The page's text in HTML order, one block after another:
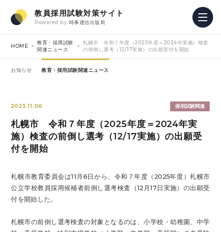
教員採用試験対策サイト
Powered by 時事通信出版局
HOME
教育・採用試験
関連ニュース
札幌市 令和７年度（2025年度＝2024年実施）検査
の前倒し選考（12/17実施）の出願受付を開始
お知らせ 教育・採用試験関連ニュース
2023.11.06 採用試験関連
札幌市 令和７年度（2025年度＝2024年実
施）検査の前倒し選考（12/17実施）の出願受
付を開始
札幌市教育委員会は11月6日から、令和７年度（2025年度）札幌市
公立学校教員採用候補者前倒し選考検査（12月17日実施）の出願受
付を開始した。
札幌市の前倒し選考検査の対象となるのは、小学校・幼稚園、中学